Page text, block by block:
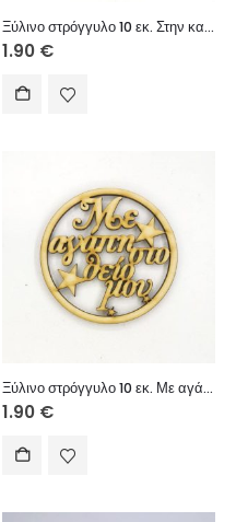
Ξύλινο στρόγγυλο 10 εκ. Στην καλύτερη θεία
1.90 €
Ξύλινο στρόγγυλο 10 εκ. Με αγάπη στο θείο μου
1.90 €